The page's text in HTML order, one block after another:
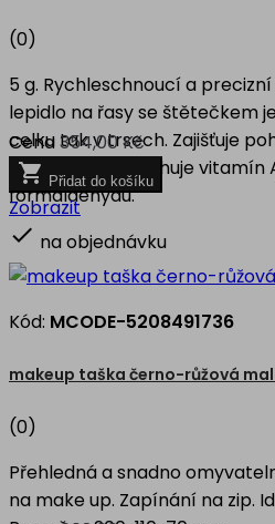
(0)
5 g. Rychleschnoucí a
lepidlo na řasy se štětečkem
celku tak v trsech. Zajišťuje
pevně drží. Obsahuje vitamín
formaldehydu.
Cena354,00 Kč
 Přidat do košíku
Zobrazit
 na objednávku
Kód: MCODE-5208491736
makeup taška černo-růžová
(0)
Přehledná a snadno
na make up. Zapínání na zip.